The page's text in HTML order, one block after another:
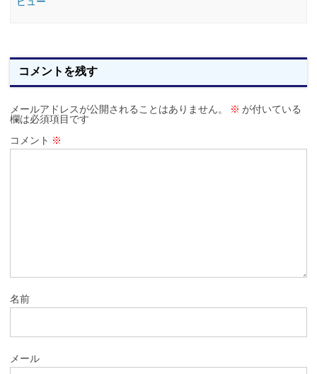
コメントを残す
メールアドレスが公開されることはありません。 ※ が付いている
欄は必須項目です
コメント ※
名前
メール